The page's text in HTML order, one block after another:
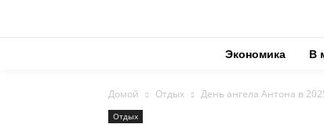
Экономика В
Домой Отдых День ангела Антона в
Отдых